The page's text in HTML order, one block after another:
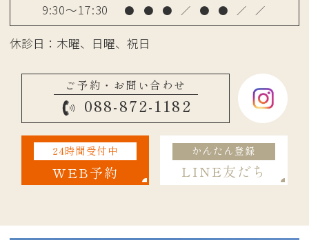
9:30～17:30 ● ● ● ／ ● ● ／ ／
休診日：木曜、日曜、祝日
ご予約・お問い合わせ
088-872-1182
24時間受付中
WEB予約
かんたん登録
LINE友だち